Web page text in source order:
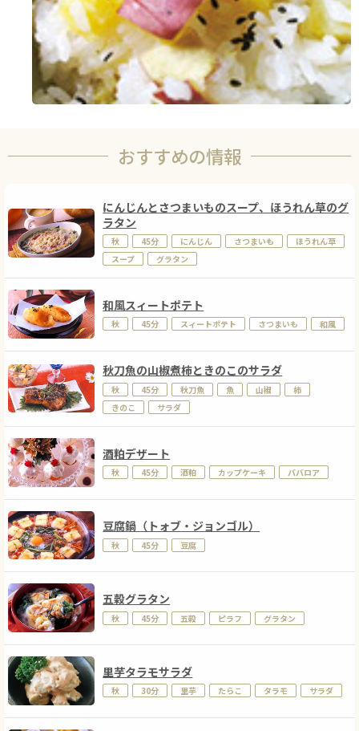
おすすめの情報
にんじんとさつまいものスープ、ほうれん草のグ
ラタン
秋 45分 にんじん さつまいも
ほうれん草
スープ
グラタン
和風スィートポテト
秋 45分 スィートポテト さつまいも 和風
秋刀魚の山椒煮柿ときのこのサラダ
秋 45分 秋刀魚 魚 山椒
柿
きのこ
サラダ
酒粕デザート
秋 45分 酒粕 カップケーキ ババロア
豆腐鍋（トォブ・ジョンゴル）
秋 45分 豆腐
五穀グラタン
秋 45分 五穀 ピラフ グラタン
里芋タラモサラダ
秋 30分 里芋 たらこ タラモ サラダ